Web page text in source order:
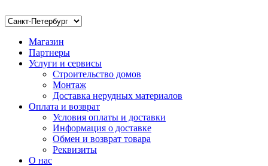
Магазин
Партнеры
Услуги и сервисы
Строительство домов
Монтаж
Доставка нерудных материалов
Оплата и возврат
Условия оплаты и доставки
Информация о доставке
Обмен и возврат товара
Реквизиты
О нас